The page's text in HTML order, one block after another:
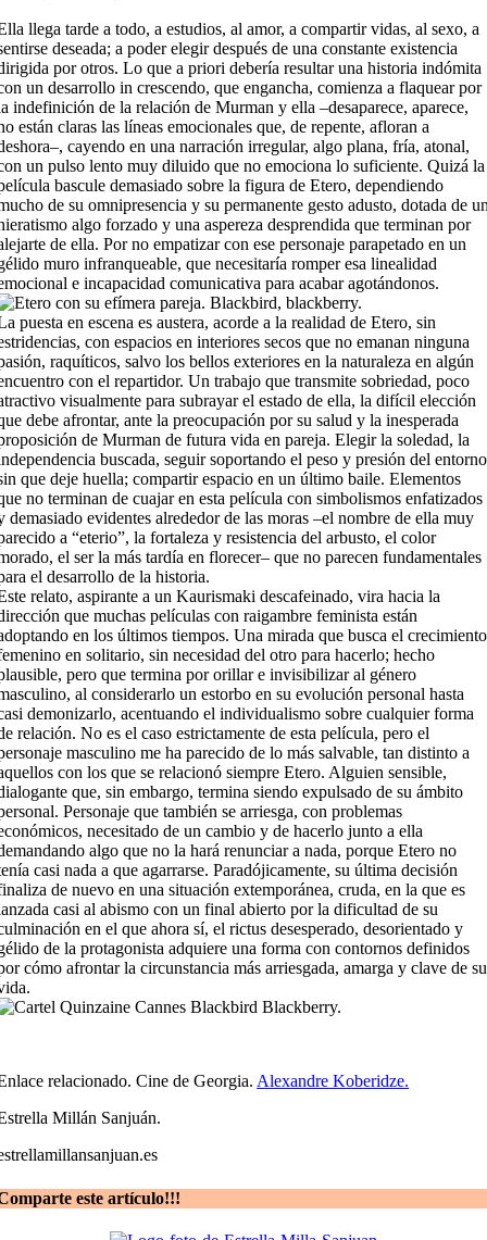
llega tarde a todo, a estudios, al amor, a compartir vidas, al sexo, a
deseada; a poder elegir después de una constante existencia
por otros. Lo que a priori debería resultar una historia indómita
un desarrollo in crescendo, que engancha, comienza a flaquear por
indefinición de la relación de Murman y ella –desaparece, aparece,
están claras las líneas emocionales que, de repente, afloran a
cayendo en una narración irregular, algo plana, fría, atonal,
un pulso lento muy diluido que no emociona lo suficiente. Quizá la
bascule demasiado sobre la figura de Etero, dependiendo
de su omnipresencia y su permanente gesto adusto, dotada de
algo forzado y una aspereza desprendida que terminan por
de ella. Por no empatizar con ese personaje parapetado en un
muro infranqueable, que necesitaría romper esa linealidad
e incapacidad comunicativa para acabar agotándonos.
puesta en escena es austera, acorde a la realidad de Etero, sin
con espacios en interiores secos que no emanan ninguna
raquíticos, salvo los bellos exteriores en la naturaleza en algún
con el repartidor. Un trabajo que transmite sobriedad, poco
visualmente para subrayar el estado de ella, la difícil elección
debe afrontar, ante la preocupación por su salud y la inesperada
de Murman de futura vida en pareja. Elegir la soledad, la
buscada, seguir soportando el peso y presión del entorno
que deje huella; compartir espacio en un último baile. Elementos
no terminan de cuajar en esta película con simbolismos enfatizados
demasiado evidentes alrededor de las moras –el nombre de ella muy
a “eterio”, la fortaleza y resistencia del arbusto, el color
el ser la más tardía en florecer– que no parecen fundamentales
el desarrollo de la historia.
relato, aspirante a un Kaurismaki descafeinado, vira hacia la
que muchas películas con raigambre feminista están
en los últimos tiempos. Una mirada que busca el crecimiento
en solitario, sin necesidad del otro para hacerlo; hecho
pero que termina por orillar e invisibilizar al género
al considerarlo un estorbo en su evolución personal hasta
demonizarlo, acentuando el individualismo sobre cualquier forma
relación. No es el caso estrictamente de esta película, pero el
masculino me ha parecido de lo más salvable, tan distinto a
con los que se relacionó siempre Etero. Alguien sensible,
que, sin embargo, termina siendo expulsado de su ámbito
Personaje que también se arriesga, con problemas
necesitado de un cambio y de hacerlo junto a ella
algo que no la hará renunciar a nada, porque Etero no
casi nada a que agarrarse. Paradójicamente, su última decisión
de nuevo en una situación extemporánea, cruda, en la que es
casi al abismo con un final abierto por la dificultad de su
en el que ahora sí, el rictus desesperado, desorientado y
de la protagonista adquiere una forma con contornos definidos
cómo afrontar la circunstancia más arriesgada, amarga y clave de su
relacionado. Cine de Georgia. Alexandre Koberidze.
Millán Sanjuán.
este artículo!!!